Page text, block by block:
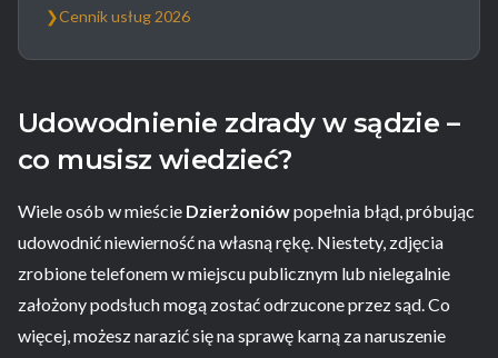
❯Cennik usług 2026
Udowodnienie zdrady w sądzie –
co musisz wiedzieć?
Wiele osób w mieście Dzierżoniówpopełnia błąd, próbując
udowodnić niewierność na własną rękę. Niestety, zdjęcia
zrobione telefonem w miejscu publicznym lub nielegalnie
założony podsłuch mogą zostać odrzucone przez sąd. Co
więcej, możesz narazić się na sprawę karną za naruszenie